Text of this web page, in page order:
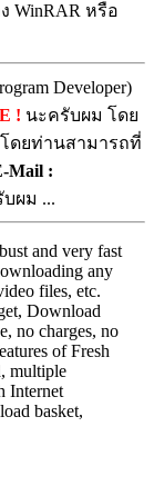
WinRAR หรือ
Developer)
! นะครับผม โดย
ดยท่านสามารถที่
Mail :
ผม ...
and very fast
any
files, etc.
Download
no charges, no
of Fresh
multiple
Internet
basket,